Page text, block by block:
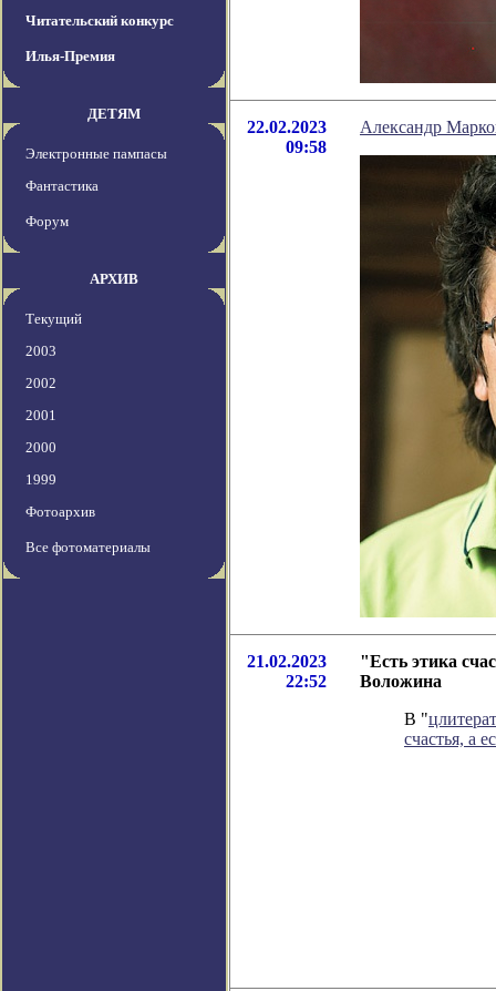
Читательский конкурс
Илья-Премия
ДЕТЯМ
Электронные пампасы
Фантастика
Форум
АРХИВ
Текущий
2003
2002
2001
2000
1999
Фотоархив
Все фотоматериалы
22.02.2023
09:58
Александр
21.02.2023
22:52
"Есть этика
Воложина
В "
счастья, а